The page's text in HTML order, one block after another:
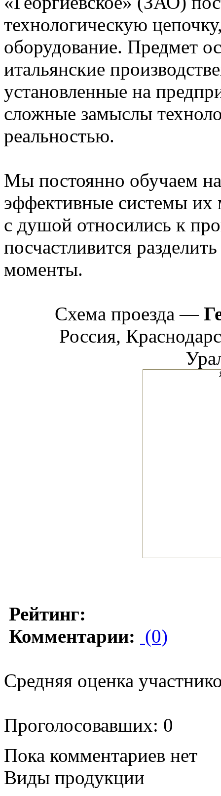
технологическую
оборудование. Предмет
итальянские
установленные на
сложные замыслы
реальностью.
Мы постоянно обучаем
эффективные системы их
с душой относились к
посчастливится
моменты.
Схема проезда —
Россия,
Рейтинг:
Комментарии: (0)
Средняя оценка
Проголосовавших: 0
Пока комментариев нет
Виды продукции